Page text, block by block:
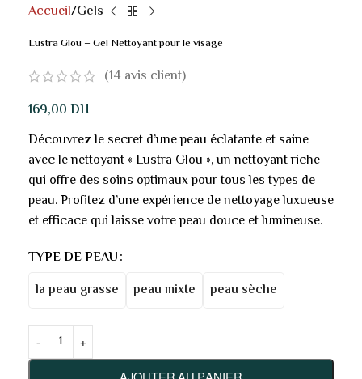
Accueil Gels
Lustra Glou – Gel Nettoyant pour le visage
(14 avis client)
169,00 DH
Découvrez le secret d’une peau éclatante et saine
avec le nettoyant « Lustra Glou », un nettoyant riche
qui offre des soins optimaux pour tous les types de
peau. Profitez d’une expérience de nettoyage luxueuse
et efficace qui laisse votre peau douce et lumineuse.
TYPE DE PEAU
la peau grasse
peau mixte peau sèche